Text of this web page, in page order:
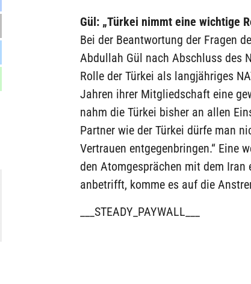
Gül: „Türkei nimmt eine wichtige
Bei der Beantwortung der Fragen
Abdullah Gül nach Abschluss des
Rolle der Türkei als langjähriges
Jahren ihrer Mitgliedschaft eine
nahm die Türkei bisher an allen
Partner wie der Türkei dürfe man
Vertrauen entgegenbringen.“ Eine
den Atomgesprächen mit dem Iran
anbetrifft, komme es auf die
___STEADY_PAYWALL___